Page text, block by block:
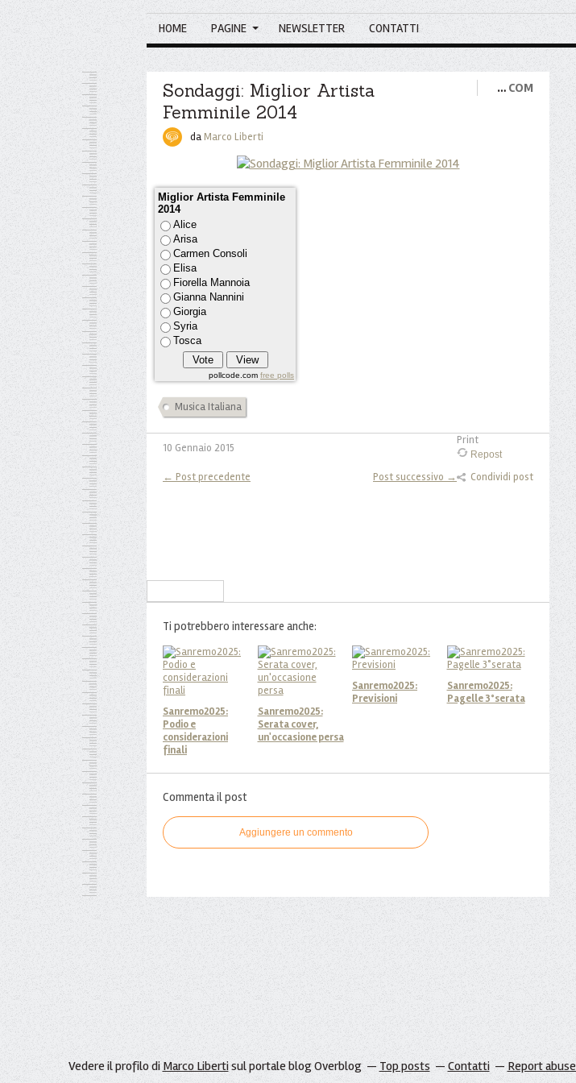
HOME PAGINE NEWSLETTER CONTATTI
Sondaggi: Miglior Artista
Femminile 2014
… COM
daMarco Liberti
Miglior Artista Femminile
2014
Alice
Arisa
Carmen Consoli
Elisa
Fiorella Mannoia
Gianna Nannini
Giorgia
Syria
Tosca
pollcode.com free polls
Musica Italiana
10 Gennaio 2015
Print
Repost
Condividi post
← Post precedente Post successivo →
Ti potrebbero interessare anche:
Sanremo2025:
Podio e
considerazioni
finali
Sanremo2025:
Serata cover,
un'occasione persa
Sanremo2025:
Previsioni
Sanremo2025:
Pagelle 3°serata
Commenta il post
Aggiungere un commento
Vedere il profilo di Marco Libertisul portale blog Overblog Top posts Contatti Report abuse